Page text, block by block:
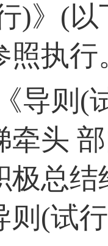
)》(以
执行
《导则
牵头
极总结
则(试